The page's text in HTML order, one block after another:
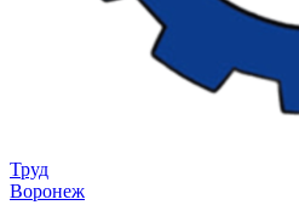
Труд
Воронеж